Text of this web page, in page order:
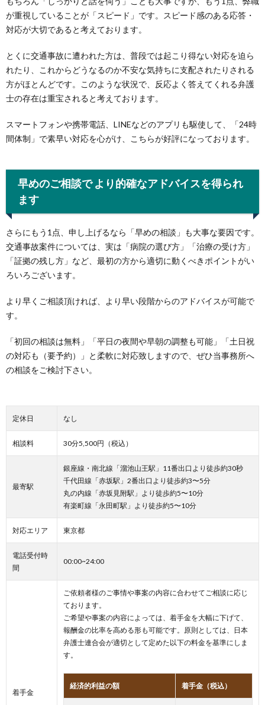
が重視していることが「スピード」です。スピード感のある応答・
対応が大切であると考えております。
とくに交通事故に遭われた方は、普段では起こり得ない対応を迫ら
れたり、これからどうなるのか不安な気持ちに支配されたりされる
方がほとんどです。このような状況で、反応よく答えてくれる弁護
士の存在は重宝されると考えております。
スマートフォンや携帯電話、LINEなどのアプリも駆使して、「24時
間体制」で素早い対応を心がけ、こちらが好評になっております。
早めのご相談で より的確なアドバイスを得られ
ます
さらにもう1点、申し上げるなら「早めの相談」も大事な要因です。
交通事故案件については、実は「病院の選び方」「治療の受け方」
「証拠の残し方」など、最初の方から適切に動くべきポイントがい
ろいろございます。
より早くご相談頂ければ、より早い段階からのアドバイスが可能で
す。
「初回の相談は無料」「平日の夜間や早朝の調整も可能」「土日祝
の対応も（要予約）」と柔軟に対応致しますので、ぜひ当事務所へ
の相談をご検討下さい。
定休日 なし
相談料 30分5,500円（税込）
最寄駅
銀座線・南北線「溜池山王駅」11番出口より徒歩約30秒
千代田線「赤坂駅」2番出口より徒歩約3〜5分
丸の内線「赤坂見附駅」より徒歩約5〜10分
有楽町線「永田町駅」より徒歩約5〜10分
対応エリア 東京都
電話受付時
間
00:00~24:00
着手金
ご依頼者様のご事情や事案の内容に合わせてご相談に応じ
ております。
ご希望や事案の内容によっては、着手金を大幅に下げて、
報酬金の比率を高める形も可能です。原則としては、日本
弁護士連合会が適切として定めた以下の料金を基準にしま
す。
経済的利益の額 着手金（税込）